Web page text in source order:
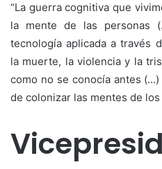
“La guerra cognitiva que
la mente de las personas
tecnología aplicada a través
la muerte, la violencia y la
como no se conocía antes
de colonizar las mentes de